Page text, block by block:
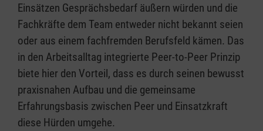
Einsätzen Gesprächsbedarf äußern würden und die
Fachkräfte dem Team entweder nicht bekannt seien
oder aus einem fachfremden Berufsfeld kämen. Das
in den Arbeitsalltag integrierte Peer-to-Peer Prinzip
biete hier den Vorteil, dass es durch seinen bewusst
praxisnahen Aufbau und die gemeinsame
Erfahrungsbasis zwischen Peer und Einsatzkraft
diese Hürden umgehe.